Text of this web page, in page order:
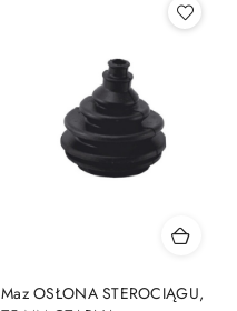
Maz OSŁONA STEROCIĄGU,